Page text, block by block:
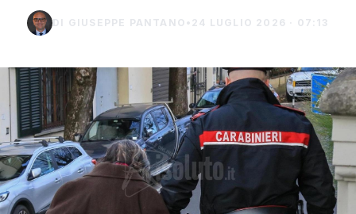
DI GIUSEPPE PANTANO • 24 LUGLIO 2026 · 07:13